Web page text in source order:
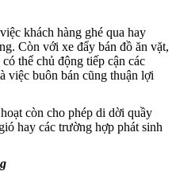
khách hàng ghé qua hay
Còn với xe đẩy bán đồ ăn vặt,
thể chủ động tiếp cận các
việc buôn bán cũng thuận lợi
còn cho phép di dời quầy
hay các trường hợp phát sinh